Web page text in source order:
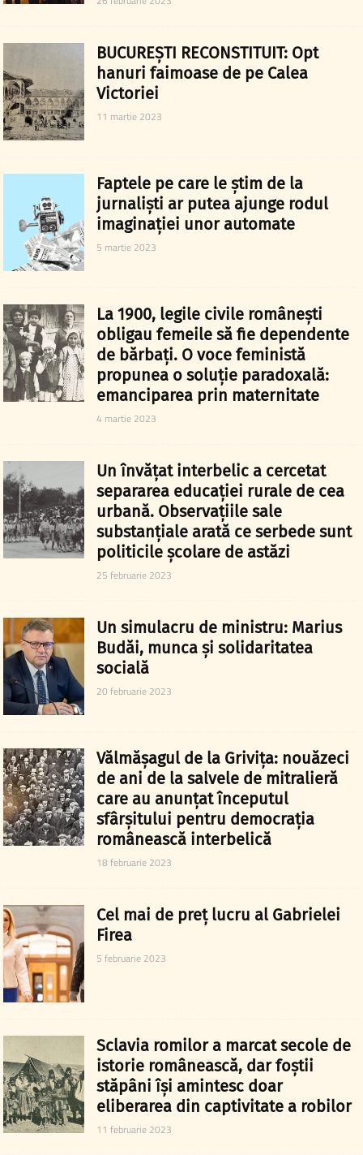
BUCUREȘTI RECONSTITUIT: Opt
hanuri faimoase de pe Calea
Victoriei
11 martie 2023
Faptele pe care le știm de la
jurnaliști ar putea ajunge rodul
imaginației unor automate
5 martie 2023
La 1900, legile civile românești
obligau femeile să fie dependente
de bărbați. O voce feministă
propunea o soluție paradoxală:
emanciparea prin maternitate
4 martie 2023
Un învățat interbelic a cercetat
separarea educației rurale de cea
urbană. Observațiile sale
substanțiale arată ce serbede sunt
politicile școlare de astăzi
25 februarie 2023
Un simulacru de ministru: Marius
Budăi, munca și solidaritatea
socială
20 februarie 2023
Vălmășagul de la Grivița: nouăzeci
de ani de la salvele de mitralieră
care au anunțat începutul
sfârșitului pentru democrația
românească interbelică
18 februarie 2023
Cel mai de preț lucru al Gabrielei
Firea
5 februarie 2023
Sclavia romilor a marcat secole de
istorie românească, dar foștii
stăpâni își amintesc doar
eliberarea din captivitate a robilor
11 februarie 2023